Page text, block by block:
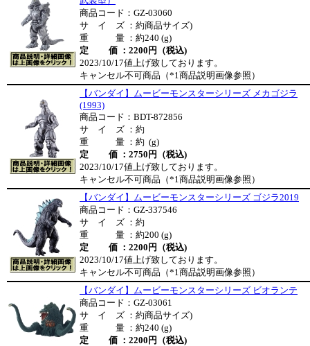
商品コード：GZ-03060
サ イ ズ ：約商品サイズ)
重 量 ：約240 (g)
定 価 ：2200円（税込)
2023/10/17値上げ致しております。
キャンセル不可商品（*1商品説明画像参照）
【バンダイ】ムービーモンスターシリーズ メカゴジラ
(1993)
商品コード：BDT-872856
サ イ ズ ：約
重 量 ：約 (g)
定 価 ：2750円（税込)
2023/10/17値上げ致しております。
キャンセル不可商品（*1商品説明画像参照）
【バンダイ】ムービーモンスターシリーズ ゴジラ2019
商品コード：GZ-337546
サ イ ズ ：約
重 量 ：約200 (g)
定 価 ：2200円（税込)
2023/10/17値上げ致しております。
キャンセル不可商品（*1商品説明画像参照）
【バンダイ】ムービーモンスターシリーズ ビオランテ
商品コード：GZ-03061
サ イ ズ ：約商品サイズ)
重 量 ：約240 (g)
定 価 ：2200円（税込)